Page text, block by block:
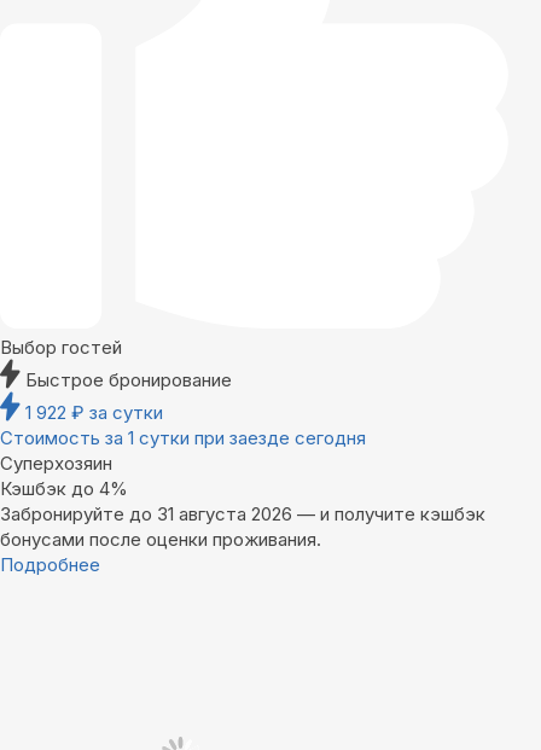
Выбор гостей
Быстрое бронирование
1 922 ₽ за сутки
Стоимость за 1 сутки при заезде сегодня
Суперхозяин
Кэшбэк до 4%
Забронируйте до 31 августа 2026 — и получите кэшбэк
бонусами после оценки проживания.
Подробнее